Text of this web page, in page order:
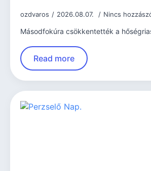
ozdvaros 2026.08.07. Nincs
Másodfokúra csökkentették a
Read more